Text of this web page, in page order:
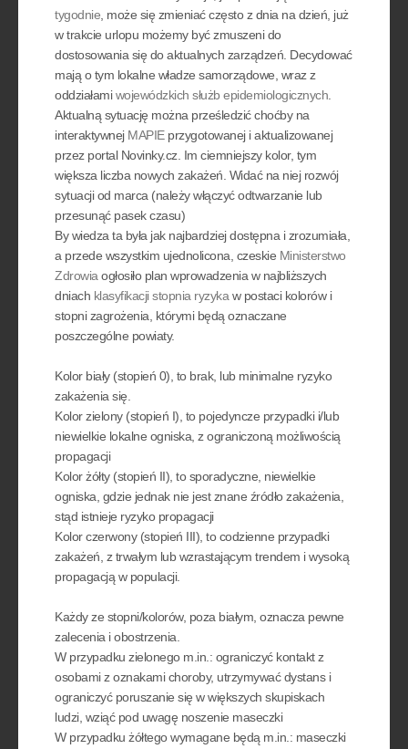
tygodnie, może się zmieniać często z dnia na dzień, już
w trakcie urlopu możemy być zmuszeni do
dostosowania się do aktualnych zarządzeń. Decydować
mają o tym lokalne władze samorządowe, wraz z
oddziałamiwojewódzkich służb epidemiologicznych.
Aktualną sytuację można prześledzić choćby na
interaktywnej MAPIEprzygotowanej i aktualizowanej
przez portal Novinky.cz. Im ciemniejszy kolor, tym
większa liczba nowych zakażeń. Widać na niej rozwój
sytuacji od marca (należy włączyć odtwarzanie lub
przesunąć pasek czasu)
By wiedza ta była jak najbardziej dostępna i zrozumiała,
a przede wszystkim ujednolicona, czeskie Ministerstwo
Zdrowiaogłosiło plan wprowadzenia w najbliższych
dniach klasyfikacji stopnia ryzykaw postaci kolorów i
stopni zagrożenia, którymi będą oznaczane
poszczególne powiaty.
Kolor biały (stopień 0), to brak, lub minimalne ryzyko
zakażenia się.
Kolor zielony (stopień I), to pojedyncze przypadki i/lub
niewielkie lokalne ogniska, z ograniczoną możliwością
propagacji
Kolor żółty (stopień II), to sporadyczne, niewielkie
ogniska, gdzie jednak nie jest znane źródło zakażenia,
stąd istnieje ryzyko propagacji
Kolor czerwony (stopień III), to codzienne przypadki
zakażeń, z trwałym lub wzrastającym trendem i wysoką
propagacją w populacji.
Każdy ze stopni/kolorów, poza białym, oznacza pewne
zalecenia i obostrzenia.
W przypadku zielonego m.in.: ograniczyć kontakt z
osobami z oznakami choroby, utrzymywać dystans i
ograniczyć poruszanie się w większych skupiskach
ludzi, wziąć pod uwagę noszenie maseczki
W przypadku żółtego wymagane będą m.in.: maseczki